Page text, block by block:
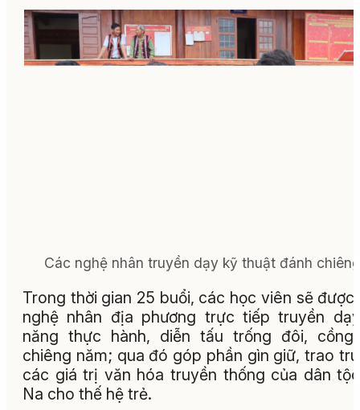
Các nghệ nhân truyền dạy kỹ thuật đánh
Trong thời gian 25 buổi, các học viên sẽ được
nghệ nhân địa phương trực tiếp truyền
năng thực hành, diễn tấu trống đôi, cồng
chiêng năm; qua đó góp phần gìn giữ, trao
các giá trị văn hóa truyền thống của dân
Na cho thế hệ trẻ.